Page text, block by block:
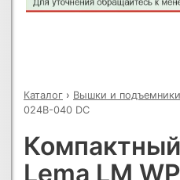
Каталог › Вышки и подъемники
024B-040 DC
Lema LM